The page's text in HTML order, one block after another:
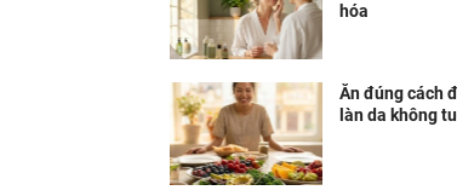
hóa
Ăn đúng cách
làn da không